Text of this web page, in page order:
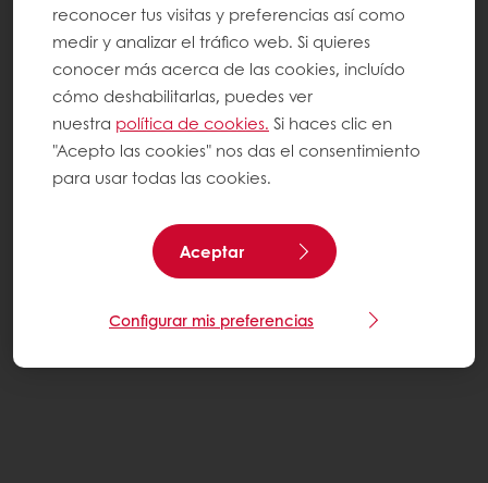
reconocer tus visitas y preferencias así como
medir y analizar el tráfico web. Si quieres
conocer más acerca de las cookies, incluído
cómo deshabilitarlas, puedes ver
nuestra política de cookies. Si haces clic en
"Acepto las cookies" nos das el consentimiento
para usar todas las cookies.
Aceptar
Configurar mis preferencias